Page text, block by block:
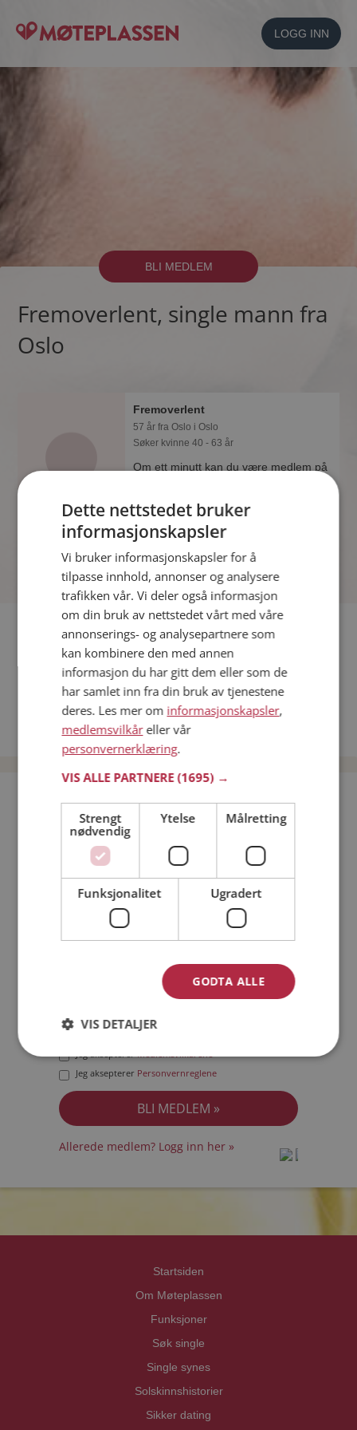
LOGG INN
BLI MEDLEM
Fremoverlent, single mann fra
Oslo
Fremoverlent
57 år fra Oslo i Oslo
Søker kvinne 40 - 63 år
Om ett minutt kan du være medlem på
lettere å finne kjærligheten på nettet!
Fler single
Flere singlemenn fra Oslo:Jackb,Bonnes-Mares ,pollen
Kvinner fra Oslo
Date kvinner i Norge
Date menn i Norge
Bli medlem gratis!
Jeg er en: Mann Kvinne
Min alder:
Jeg akseptererMedlemsvilkårene
Jeg aksepterer Personvernreglene
Allerede medlem? Logg inn her »
Startsiden
Om Møteplassen
Funksjoner
Søk single
Single synes
Solskinnshistorier
Sikker dating
Dette nettstedet bruker
informasjonskapsler
Vi bruker informasjonskapsler for å
tilpasse innhold, annonser og analysere
trafikken vår. Vi deler også informasjon
om din bruk av nettstedet vårt med våre
annonserings- og analysepartnere som
kan kombinere den med annen
informasjon du har gitt dem eller som de
har samlet inn fra din bruk av tjenestene
deres. Les mer om informasjonskapsler,
medlemsvilkåreller vår
personvernerklæring.
VIS ALLE PARTNERE(1695) →
Strengt
nødvendig
Ytelse Målretting
Funksjonalitet Ugradert
GODTA ALLE
VIS DETALJER